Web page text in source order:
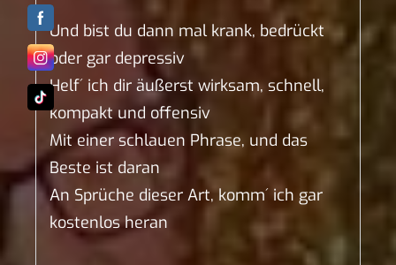
Und bist du dann mal krank, bedrückt
oder gar depressiv
Helf´ ich dir äußerst wirksam, schnell,
kompakt und offensiv
Mit einer schlauen Phrase, und das
Beste ist daran
An Sprüche dieser Art, komm´ ich gar
kostenlos heran